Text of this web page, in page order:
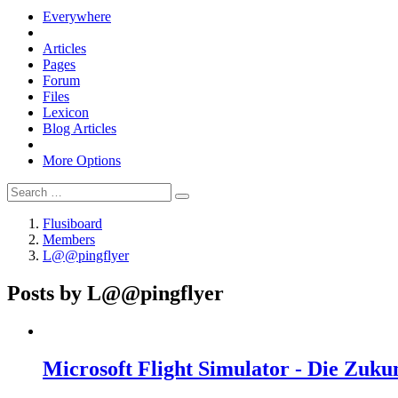
Everywhere
Articles
Pages
Forum
Files
Lexicon
Blog Articles
More Options
Flusiboard
Members
L@@pingflyer
Posts by L@@pingflyer
Microsoft Flight Simulator - Die